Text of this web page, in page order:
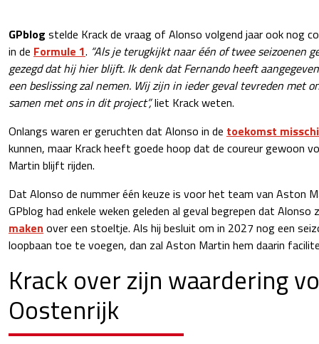
GPblog stelde Krack de vraag of Alonso volgend jaar ook nog
in de Formule 1. “Als je terugkijkt naar één of twee seizoenen
gezegd dat hij hier blijft. Ik denk dat Fernando heeft
een beslissing zal nemen. Wij zijn in ieder geval tevreden met
samen met ons in dit project”,liet Krack weten.
Onlangs waren er geruchten dat Alonso in de toekomst
kunnen, maar Krack heeft goede hoop dat de coureur gewoon
Martin blijft rijden.
Dat Alonso de nummer één keuze is voor het team van Aston
GPblog had enkele weken geleden al geval begrepen dat Alonso
maken over een stoeltje. Als hij besluit om in 2027 nog een
loopbaan toe te voegen, dan zal Aston Martin hem daarin
Krack over zijn waardering
Oostenrijk